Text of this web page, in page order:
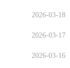
2026-03-18
2026-03-17
2026-03-16